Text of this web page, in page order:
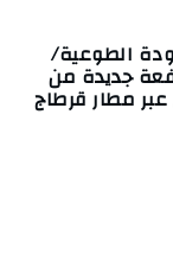
الطوعية/
جديدة من
عبر مطار قرطاج